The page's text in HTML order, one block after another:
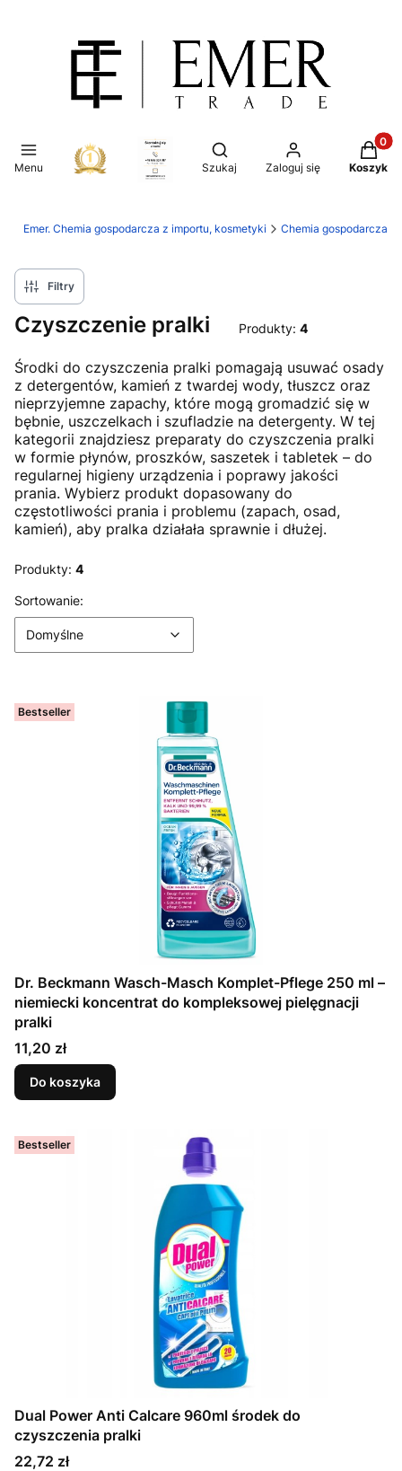
Menu
Otwórz wyszukiwarkę
Szukaj Zaloguj się Koszyk
Emer. Chemia gospodarcza z importu, kosmetyki Chemia gospodarcza
Filtry
Czyszczenie pralki Produkty: 4
Środki do czyszczenia pralki pomagają usuwać osady
z detergentów, kamień z twardej wody, tłuszcz oraz
nieprzyjemne zapachy, które mogą gromadzić się w
bębnie, uszczelkach i szufladzie na detergenty. W tej
kategorii znajdziesz preparaty do czyszczenia pralki
w formie płynów, proszków, saszetek i tabletek – do
regularnej higieny urządzenia i poprawy jakości
prania. Wybierz produkt dopasowany do
częstotliwości prania i problemu (zapach, osad,
kamień), aby pralka działała sprawnie i dłużej.
Produkty: 4
Lista produktów
Sortowanie:
Domyślne
Bestseller
Dr. Beckmann Wasch-Masch Komplet-Pflege 250 ml –
niemiecki koncentrat do kompleksowej pielęgnacji
pralki
Cena
11,20 zł
Do koszyka
Bestseller
Dual Power Anti Calcare 960ml środek do
czyszczenia pralki
Cena
22,72 zł